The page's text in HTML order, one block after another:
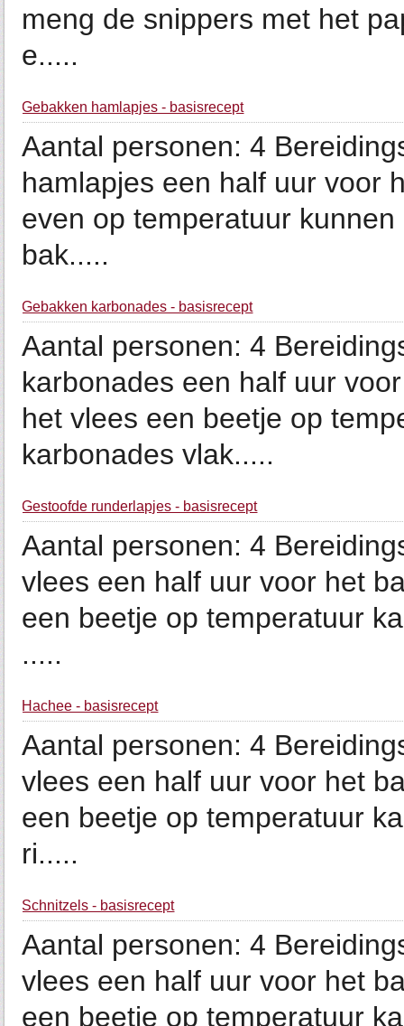
meng de snippers met het
e.....
Gebakken hamlapjes - basisrecept
Aantal personen: 4
hamlapjes een half uur voor
even op temperatuur
bak.....
Gebakken karbonades - basisrecept
Aantal personen: 4
karbonades een half uur
het vlees een beetje op
karbonades vlak.....
Gestoofde runderlapjes - basisrecept
Aantal personen: 4
vlees een half uur voor het
een beetje op temperatuur
.....
Hachee - basisrecept
Aantal personen: 4
vlees een half uur voor het
een beetje op temperatuur
ri.....
Schnitzels - basisrecept
Aantal personen: 4
vlees een half uur voor het
een beetje op temperatuur